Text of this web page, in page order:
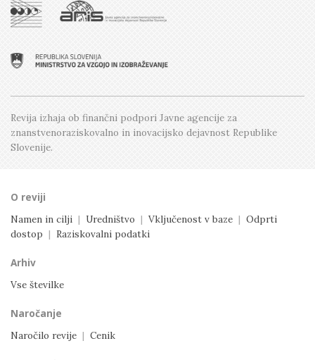
Številka 1, Februar
Številka 4, Oktober
Številka 3, Junij
Številka 1, Februar
Revija izhaja ob finančni podpori Javne agencije za
znanstvenoraziskovalno in inovacijsko dejavnost Republike
Slovenije.
O reviji
Namen in cilji | Uredništvo | Vključenost v baze | Odprti
dostop | Raziskovalni podatki
Arhiv
Vse številke
Naročanje
Naročilo revije | Cenik